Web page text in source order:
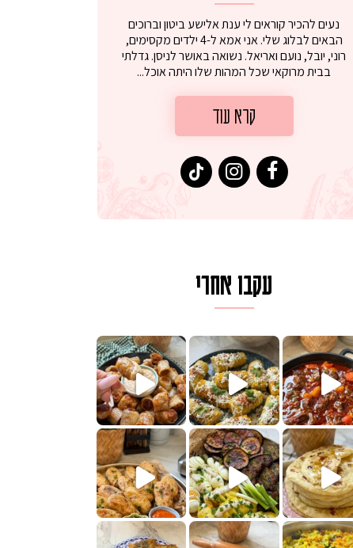
נעים להכיר קוראים לי ענת אלישע ביטון וברוכים
הבאים לבלוג שלי. אני אמא ל-4 ילדים מקסימים,
רוני, יובל, נועם ואריאל. נשואה באושר לניסן. גדלתי
בבית מרוקאי שכל המהות שלו היתה אוכל...
קרא עוד
עקבו אחרי
מעודנת מ
ממכרים שמכינים בכמה דקות עב
בשבילכם? בפ
הימים, חשבתי מה לחדש לכם ונראה
ההסבר בסרטו
או בתרגום לעברית, מחותניםמתכון ראש